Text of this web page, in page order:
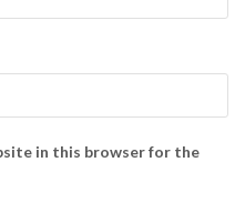
in this browser for the